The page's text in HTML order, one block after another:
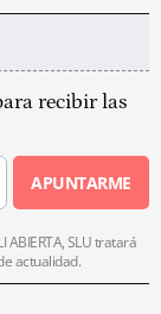
recibir las
APUNTARME
ABIERTA, SLU tratará
actualidad.